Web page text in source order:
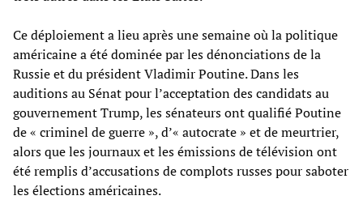
Ce déploiement a lieu après une semaine où la politique
américaine a été dominée par les dénonciations de la
Russie et du président Vladimir Poutine. Dans les
auditions au Sénat pour l’acceptation des candidats au
gouvernement Trump, les sénateurs ont qualifié Poutine
de « criminel de guerre », d’« autocrate » et de meurtrier,
alors que les journaux et les émissions de télévision ont
été remplis d’accusations de complots russes pour saboter
les élections américaines.